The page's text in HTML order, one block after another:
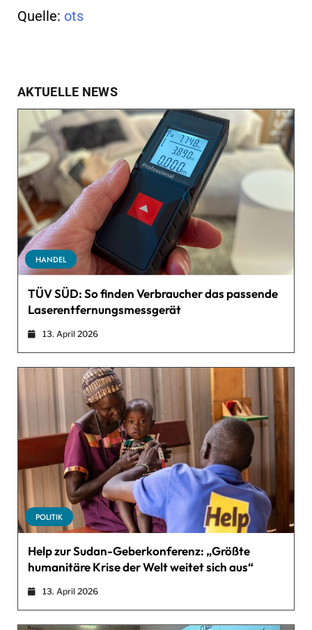
Quelle: ots
AKTUELLE NEWS
HANDEL
TÜV SÜD: So finden Verbraucher das passende
Laserentfernungsmessgerät
13. April 2026
POLITIK
Help zur Sudan-Geberkonferenz: „Größte
humanitäre Krise der Welt weitet sich aus“
13. April 2026